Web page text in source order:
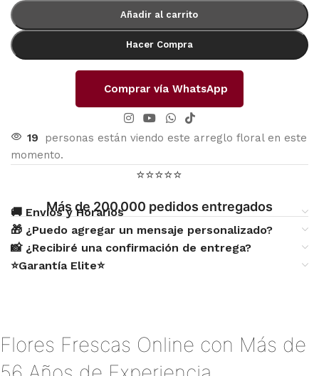
Añadir al carrito
Hacer Compra
Comprar vía WhatsApp
19
personas están viendo este arreglo floral en este
momento.
⭐⭐⭐⭐⭐
Más de 200.000 pedidos entregados
🚚 Envíos y Horarios
🎁 ¿Puedo agregar un mensaje personalizado?
📸 ¿Recibiré una confirmación de entrega?
⭐Garantía Elite⭐
Flores Frescas Online con Más de